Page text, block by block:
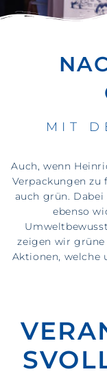
MIT
Auch, wenn
Verpackungen zu
auch grün.
ebenso
zeigen wir
Aktionen, welche